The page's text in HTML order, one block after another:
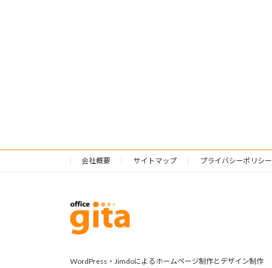
会社概要 サイトマップ プライバシーポリシー
WordPress・Jimdoによるホームページ制作とデザイン制作